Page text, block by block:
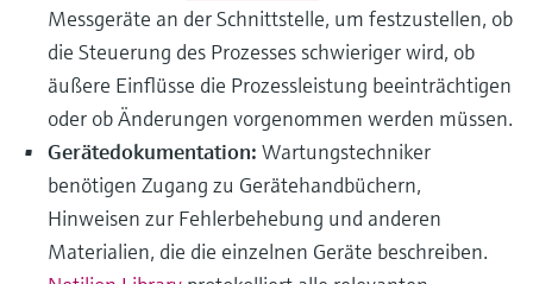
Messgeräte an der Schnittstelle, um festzustellen, ob
die Steuerung des Prozesses schwieriger wird, ob
äußere Einflüsse die Prozessleistung beeinträchtigen
oder ob Änderungen vorgenommen werden müssen.
Gerätedokumentation: Wartungstechniker
benötigen Zugang zu Gerätehandbüchern,
Hinweisen zur Fehlerbehebung und anderen
Materialien, die die einzelnen Geräte beschreiben.